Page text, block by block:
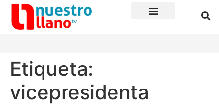
Etiqueta:
vicepresidenta